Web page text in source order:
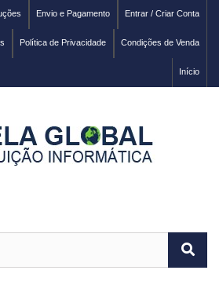
Entrar / Criar Conta
Envio e Pagamento
Condições de Venda
Política de Privacidade
Início